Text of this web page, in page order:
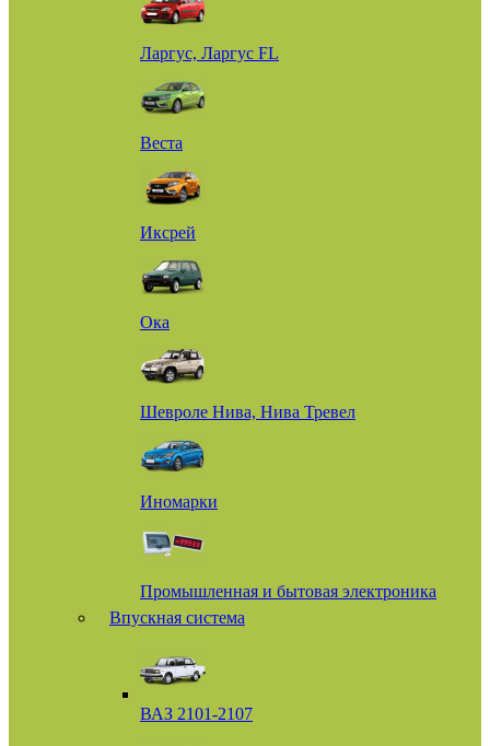
Ларгус, Ларгус FL
Веста
Иксрей
Ока
Шевроле Нива, Нива Тревел
Иномарки
Промышленная и бытовая электроника
Впускная система
ВАЗ 2101-2107